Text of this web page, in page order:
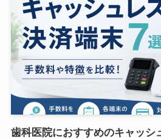
歯科医院におすすめのキャッシ